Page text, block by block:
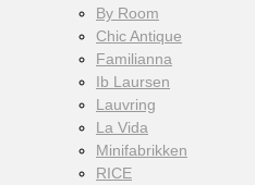
By Room
Chic Antique
Familianna
Ib Laursen
Lauvring
La Vida
Minifabrikken
RICE